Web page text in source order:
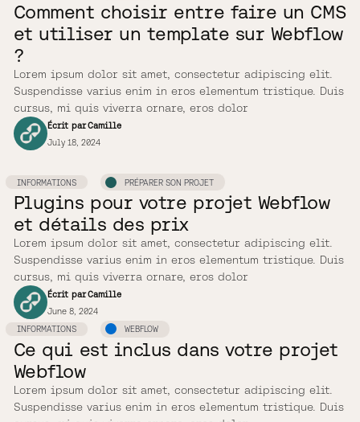
Comment choisir entre faire un CMS
et utiliser un template sur Webflow
?
Lorem ipsum dolor sit amet, consectetur adipiscing elit.
Suspendisse varius enim in eros elementum tristique. Duis
cursus, mi quis viverra ornare, eros dolor
Écrit parCamille
July 18, 2024
INFORMATIONS PRÉPARER SON PROJET
Plugins pour votre projet Webflow
et détails des prix
Lorem ipsum dolor sit amet, consectetur adipiscing elit.
Suspendisse varius enim in eros elementum tristique. Duis
cursus, mi quis viverra ornare, eros dolor
Écrit parCamille
June 8, 2024
INFORMATIONS
WEBFLOW
Ce qui est inclus dans votre projet
Webflow
Lorem ipsum dolor sit amet, consectetur adipiscing elit.
Suspendisse varius enim in eros elementum tristique. Duis